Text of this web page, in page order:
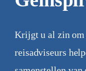
Krijgt u al zin om
reisadviseurs